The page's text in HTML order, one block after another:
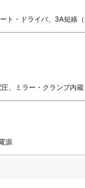
ト・ドライバ、3A短絡（
、ミラー・クランプ内蔵
源